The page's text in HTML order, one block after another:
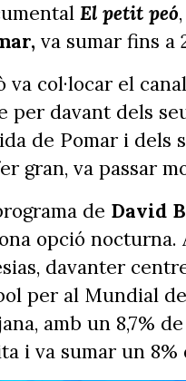
El petit peó
va sumar fins a
va col·locar el
per davant dels
de Pomar i dels
gran, va passar
de David
opció nocturna.
davanter
per al Mundial
amb un 8,7%
i va sumar un 8%